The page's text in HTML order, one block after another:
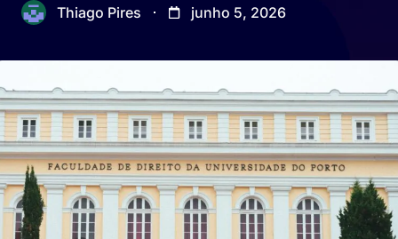
Thiago Pires junho 5, 2026